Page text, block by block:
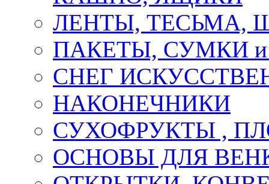
ЛЕНТЫ, ТЕСЬМА,
ПАКЕТЫ, СУМКИ
СНЕГ
НАКОНЕЧНИКИ
СУХОФРУКТЫ ,
ОСНОВЫ ДЛЯ